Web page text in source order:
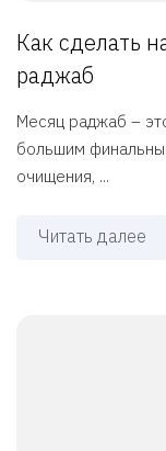
Как сделать
раджаб
Месяц раджаб –
большим
очищения, ...
Читать далее